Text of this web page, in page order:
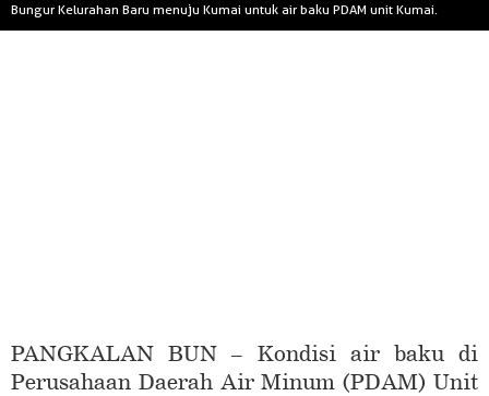
Bungur Kelurahan Baru menuju Kumai untuk air baku PDAM unit Kumai.
PANGKALAN BUN – Kondisi air baku di
Perusahaan Daerah Air Minum (PDAM) Unit